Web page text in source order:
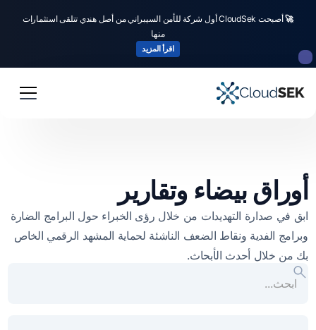
🚀
أصبحت CloudSek أول شركة للأمن السيبراني من أصل هندي تتلقى استثمارات
منها
اقرأ المزيد
أوراق بيضاء وتقارير
ابق في صدارة التهديدات من خلال رؤى الخبراء حول البرامج الضارة
وبرامج الفدية ونقاط الضعف الناشئة لحماية المشهد الرقمي الخاص
بك من خلال أحدث الأبحاث.